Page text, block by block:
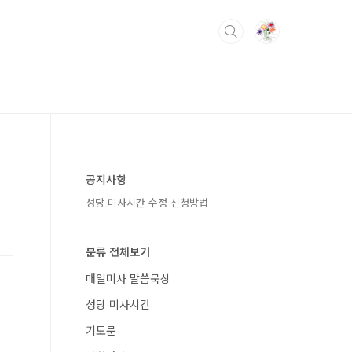
공지사항
성당 미사시간 수정 신청방법
분류 전체보기
매일미사 말씀묵상
성당 미사시간
기도문